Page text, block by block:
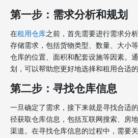
第一步：需求分析和规划
在租用仓库之前，首先需要进行需求分
存储需求，包括货物类型、数量、大小
仓库的位置、面积和配套设施等因素。
划，可以帮助您更好地选择和租用合适的
第二步：寻找仓库信息
一旦确定了需求，接下来就是寻找合适
径获取仓库信息，包括互联网搜索、房
渠道。在寻找仓库信息的过程中，需要